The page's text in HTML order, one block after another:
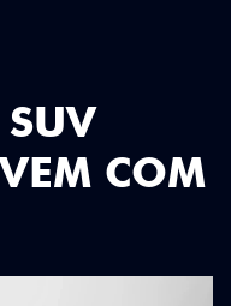
COM